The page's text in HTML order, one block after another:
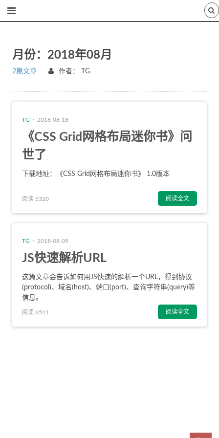
月份：2018年08月
2篇文章 作者： TG
TG · 2018-08-18
《CSS Grid网格布局迷你书》问
世了
下载地址：《CSS Grid网格布局迷你书》 1.0版本
阅读 5320 阅读全文
TG · 2018-08-09
JS快速解析URL
这篇文章会告诉如何用JS快速的解析一个URL，得到 协议
(protocol)、 域名(host)、 端口(port)、 查询字符串(query)等
信息。
阅读 6511 阅读全文